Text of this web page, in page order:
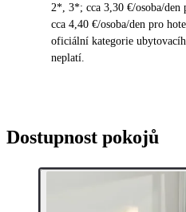
2*, 3*; cca 3,30 €/osoba/
cca 4,40 €/osoba/den pro
oficiální kategorie
neplatí.
Dostupnost pokojů